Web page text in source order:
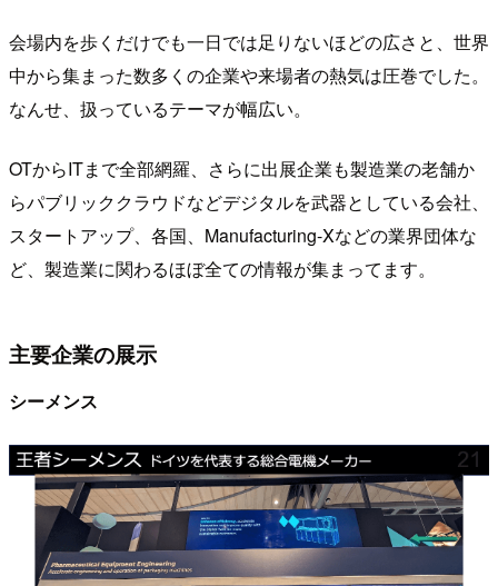
会場内を歩くだけでも一日では足りないほどの広さと、世界
中から集まった数多くの企業や来場者の熱気は圧巻でした。
なんせ、扱っているテーマが幅広い。
OTからITまで全部網羅、さらに出展企業も製造業の老舗か
らパブリッククラウドなどデジタルを武器としている会社、
スタートアップ、各国、Manufacturing-Xなどの業界団体な
ど、製造業に関わるほぼ全ての情報が集まってます。
主要企業の展示
シーメンス